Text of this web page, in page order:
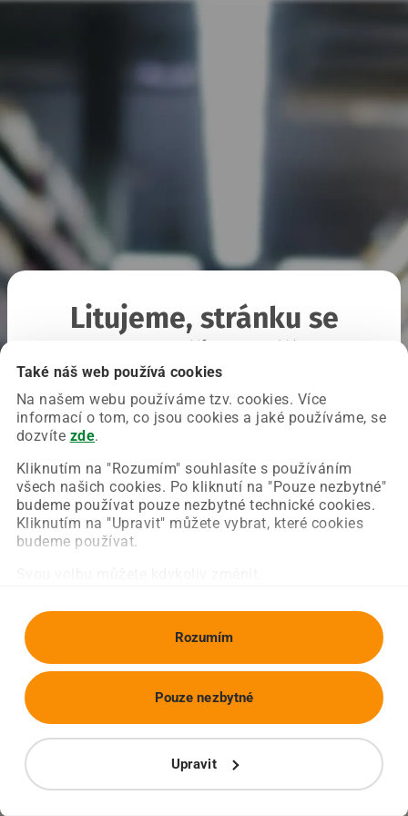
Také náš web používá cookies
Na našem webu používáme tzv. cookies. Více
informací o tom, co jsou cookies a jaké používáme, se
dozvíte zde.
Kliknutím na "Rozumím" souhlasíte s používáním
všech našich cookies. Po kliknutí na "Pouze nezbytné"
budeme používat pouze nezbytné technické cookies.
Kliknutím na "Upravit" můžete vybrat, které cookies
budeme používat.
Rozumím
Upravit
Pouze nezbytné
Litujeme, stránku se
Chyba nastala na naší straně a už ji opravujeme.
Zkuste prosím znovu načíst požadovanou stránku.
Obnovit stránku Úvodní strana